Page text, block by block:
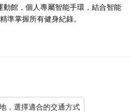
館，個人專屬智能手環，結合智能
準掌握所有健身紀錄。
，選擇適合的交通方式